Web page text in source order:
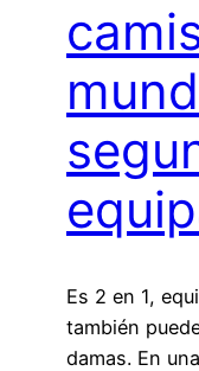
Es 2 en 1,
también
damas. En